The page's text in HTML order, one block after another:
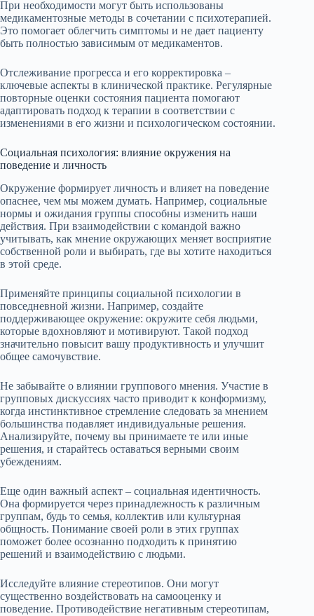
При необходимости могут быть использованы
медикаментозные методы в сочетании с психотерапией.
Это помогает облегчить симптомы и не дает пациенту
быть полностью зависимым от медикаментов.
Отслеживание прогресса и его корректировка –
ключевые аспекты в клинической практике. Регулярные
повторные оценки состояния пациента помогают
адаптировать подход к терапии в соответствии с
изменениями в его жизни и психологическом состоянии.
Социальная психология: влияние окружения на
поведение и личность
Окружение формирует личность и влияет на поведение
опаснее, чем мы можем думать. Например, социальные
нормы и ожидания группы способны изменить наши
действия. При взаимодействии с командой важно
учитывать, как мнение окружающих меняет восприятие
собственной роли и выбирать, где вы хотите находиться
в этой среде.
Применяйте принципы социальной психологии в
повседневной жизни. Например, создайте
поддерживающее окружение: окружите себя людьми,
которые вдохновляют и мотивируют. Такой подход
значительно повысит вашу продуктивность и улучшит
общее самочувствие.
Не забывайте о влиянии группового мнения. Участие в
групповых дискуссиях часто приводит к конформизму,
когда инстинктивное стремление следовать за мнением
большинства подавляет индивидуальные решения.
Анализируйте, почему вы принимаете те или иные
решения, и старайтесь оставаться верными своим
убеждениям.
Еще один важный аспект – социальная идентичность.
Она формируется через принадлежность к различным
группам, будь то семья, коллектив или культурная
общность. Понимание своей роли в этих группах
поможет более осознанно подходить к принятию
решений и взаимодействию с людьми.
Исследуйте влияние стереотипов. Они могут
существенно воздействовать на самооценку и
поведение. Противодействие негативным стереотипам,